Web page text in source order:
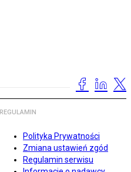
REGULAMIN
Polityka Prywatności
Zmiana ustawień zgód
Regulamin serwisu